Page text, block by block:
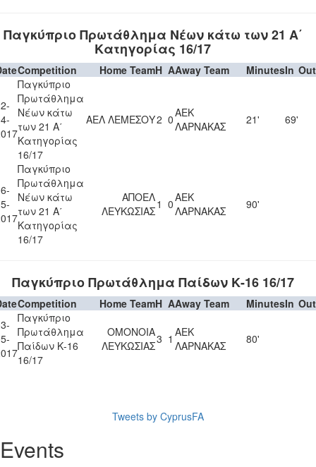
Παγκύπριο Πρωτάθλημα Νέων κάτω των 21 Α΄
Κατηγορίας 16/17
Competition Home TeamH AAway Team MinutesIn Out
Παγκύπριο
Πρωτάθλημα
Νέων κάτω
των 21 Α΄
Κατηγορίας
16/17
ΑΕΛ ΛΕΜΕΣΟΥ2 0ΑΕΚ
ΛΑΡΝΑΚΑΣ
21' 69'
Παγκύπριο
Πρωτάθλημα
Νέων κάτω
των 21 Α΄
Κατηγορίας
16/17
ΑΠΟΕΛ
ΛΕΥΚΩΣΙΑΣ1 0ΑΕΚ
ΛΑΡΝΑΚΑΣ
90'
Παγκύπριο Πρωτάθλημα Παίδων Κ-16 16/17
Competition Home TeamH AAway Team MinutesIn Out
Παγκύπριο
Πρωτάθλημα
Παίδων Κ-16
16/17
ΟΜΟΝΟΙΑ
ΛΕΥΚΩΣΙΑΣ3 1 ΑΕΚ
ΛΑΡΝΑΚΑΣ
80'
Tweets by CyprusFA
Events